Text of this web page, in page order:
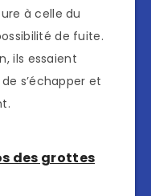
à celle du
de fuite.
ils essaient
s’échapper et
des grottes